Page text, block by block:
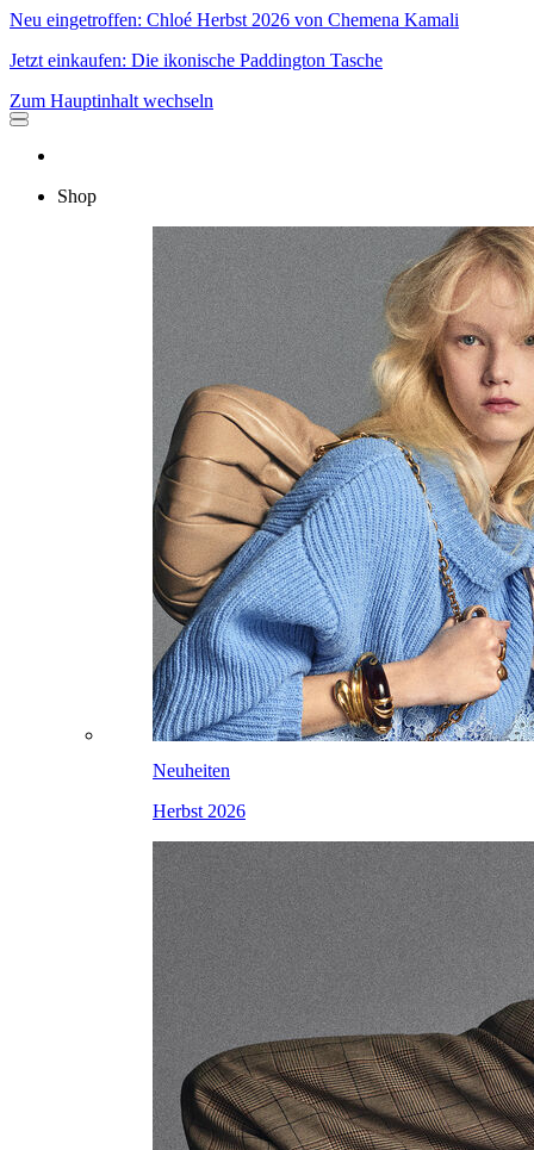
Neu eingetroffen: Chloé Herbst 2026 von Chemena Kamali
Jetzt einkaufen: Die ikonische Paddington Tasche
Zum Hauptinhalt wechseln
Shop
Neuheiten
Herbst 2026